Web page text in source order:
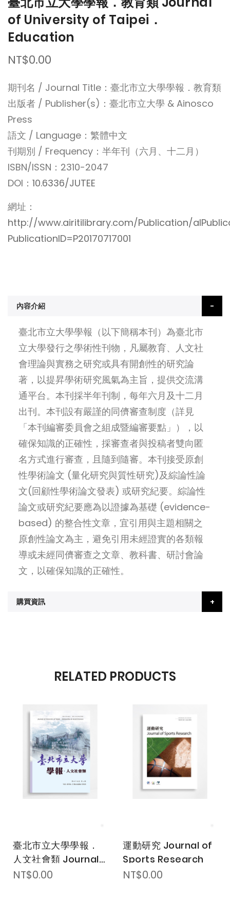
of University of Taipei．
Education
NT$0.00
期刊名 / Journal Title：臺北市立大學學報．教育類
出版者 / Publisher(s)：臺北市立大學 & Ainosco
Press
語文 / Language：繁體中文
刊期別 / Frequency：半年刊（六月、十二月）
ISBN/ISSN：2310-2047
DOI： 10.6336/JUTEE
網址：
http://www.airitilibrary.com/Publication/
PublicationID=P20170717001
內容介紹
臺北市立大學學報（以下簡稱本刊）為臺北市
立大學發行之學術性刊物，凡屬教育、人文社
會理論與實務之研究或具有開創性的研究論
著，以提昇學術研究風氣為主旨，提供交流溝
通平台。本刊採半年刊制，每年六月及十二月
出刊。本刊設有嚴謹的同儕審查制度（詳見
「本刊編審委員會之組成暨編審要點」），以
確保知識的正確性，採審查者與投稿者雙向匿
名方式進行審查，且隨到隨審。本刊接受原創
性學術論文 (量化研究與質性研究)及綜論性論
文(回顧性學術論文發表) 或研究紀要。綜論性
論文或研究紀要應為以證據為基礎 (evidence-
based) 的整合性文章，宜引用與主題相關之
原創性論文為主，避免引用未經證實的各類報
導或未經同儕審查之文章、教科書、研討會論
文，以確保知識的正確性。
購買資訊
RELATED PRODUCTS
臺北市立大學學報．
人文社會類 Journal
of University of
NT$0.00
運動研究 Journal of
Sports Research
NT$0.00